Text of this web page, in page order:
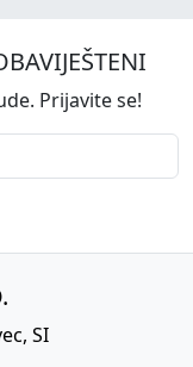
Prijavite se!
SI